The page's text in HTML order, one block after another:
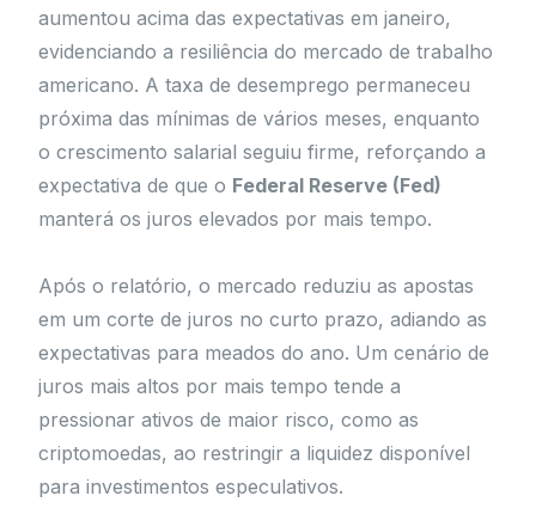
aumentou acima das expectativas em janeiro,
evidenciando a resiliência do mercado de trabalho
americano. A taxa de desemprego permaneceu
próxima das mínimas de vários meses, enquanto
o crescimento salarial seguiu firme, reforçando a
expectativa de que o Federal Reserve (Fed)
manterá os juros elevados por mais tempo.
Após o relatório, o mercado reduziu as apostas
em um corte de juros no curto prazo, adiando as
expectativas para meados do ano. Um cenário de
juros mais altos por mais tempo tende a
pressionar ativos de maior risco, como as
criptomoedas, ao restringir a liquidez disponível
para investimentos especulativos.